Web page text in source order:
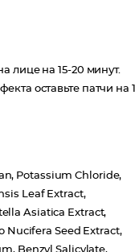
лице на 15-20 минут.
оставьте патчи на
Potassium Chloride,
Leaf Extract,
Asiatica Extract,
Nucifera Seed Extract,